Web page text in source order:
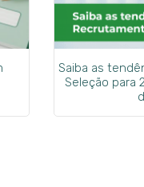
Saiba as
Seleção para